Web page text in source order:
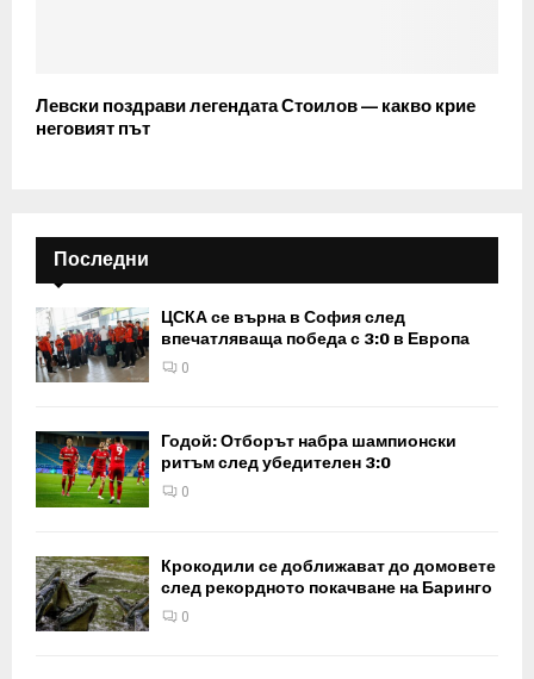
Левски поздрави легендата Стоилов — какво крие
неговият път
Последни
ЦСКА се върна в София след
впечатляваща победа с 3:0 в Европа
0
Годой: Отборът набра шампионски
ритъм след убедителен 3:0
0
Крокодили се доближават до домовете
след рекордното покачване на Баринго
0